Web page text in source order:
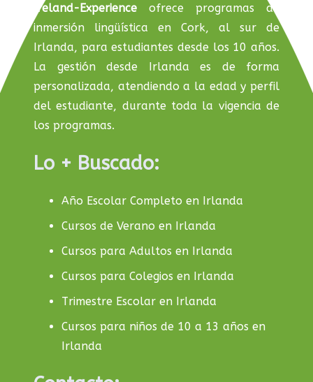
Ireland-Experience ofrece programas de
inmersión lingüística en Cork, al sur de
Irlanda, para estudiantes desde los 10 años.
La gestión desde Irlanda es de forma
personalizada, atendiendo a la edad y perfil
del estudiante, durante toda la vigencia de
los programas.
Lo + Buscado:
Año Escolar Completo en Irlanda
Cursos de Verano en Irlanda
Cursos para Adultos en Irlanda
Cursos para Colegios en Irlanda
Trimestre Escolar en Irlanda
Cursos para niños de 10 a 13 años en
Irlanda